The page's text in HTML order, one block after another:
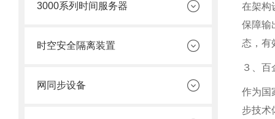
3000系列时间服务器
时空安全隔离装置
网同步设备
在架构
保障输
态，有
３、
作为国
步技术